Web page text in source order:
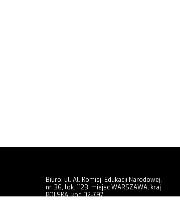
Biuro: ul. Al. Komisji Edukacji Narodowej,
nr. 36, lok. 112B, miejsc WARSZAWA, kraj
POLSKA, kod 02-797